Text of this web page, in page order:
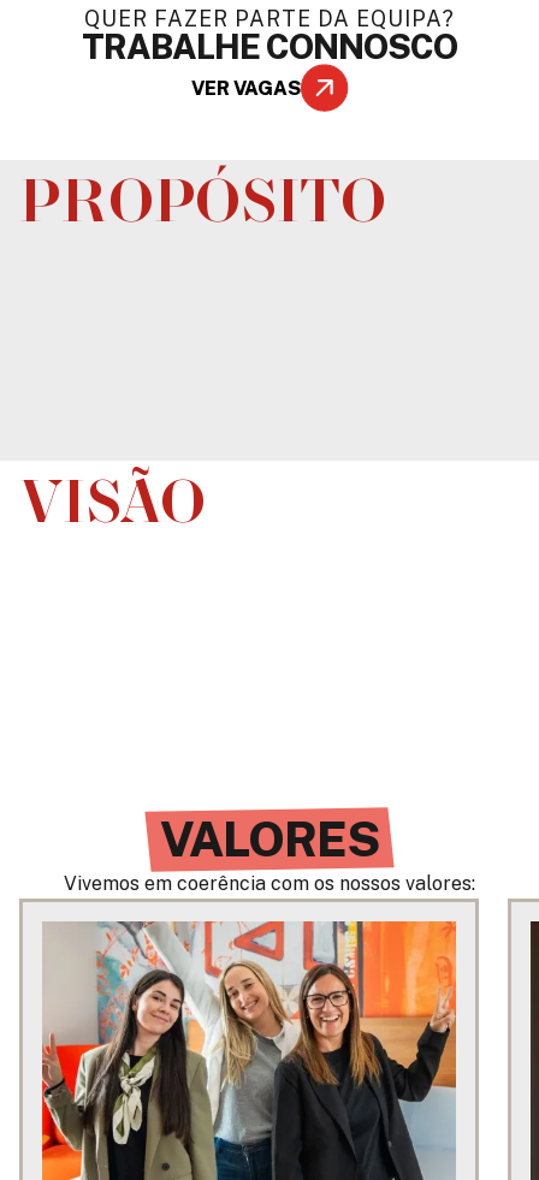
QUER FAZER PARTE DA EQUIPA?
TRABALHE CONNOSCO
VER VAGAS
PROPÓSITO
VISÃO
VALORES
Vivemos em coerência com os nossos valores: